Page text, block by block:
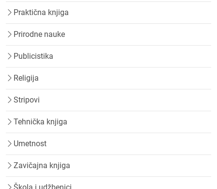
Praktična knjiga
Prirodne nauke
Publicistika
Religija
Stripovi
Tehnička knjiga
Umetnost
Zavičajna knjiga
Škola i udžbenici